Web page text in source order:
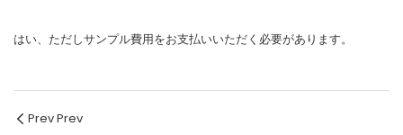
はい、ただしサンプル費用をお支払いいただく必要があります。
Prev Prev